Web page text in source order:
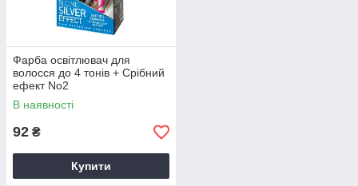
Фарба освітлювач для
волосся до 4 тонів + Срібний
ефект No2
В наявності
92 ₴
Купити